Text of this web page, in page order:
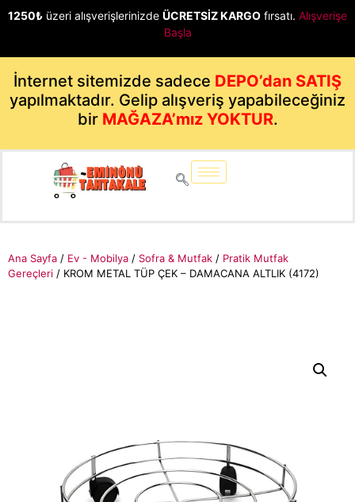
1250₺ üzeri alışverişlerinizde ÜCRETSİZ KARGO fırsatı. Alışverişe
Başla
İnternet sitemizde sadece DEPO’dan SATIŞ
yapılmaktadır. Gelip alışveriş yapabileceğiniz
bir MAĞAZA’mız YOKTUR.
Ana Sayfa / Ev - Mobilya / Sofra & Mutfak / Pratik Mutfak
Gereçleri / KROM METAL TÜP ÇEK – DAMACANA ALTLIK (4172)